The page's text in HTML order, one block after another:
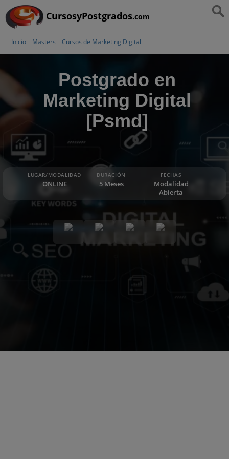
CursosyPostgrados.com
Inicio Masters Cursos de Marketing Digital
Postgrado en
Marketing Digital
[Psmd]
LUGAR/MODALIDAD
ONLINE
DURACIÓN
5 Meses
FECHAS
Modalidad
Abierta